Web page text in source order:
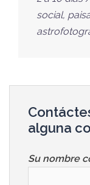
social,
alguna
Su nombre